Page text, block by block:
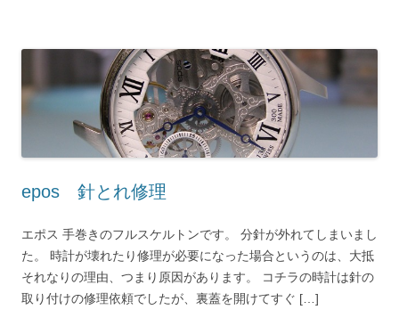
epos 針とれ修理
エポス 手巻きのフルスケルトンです。 分針が外れてしまいまし
た。 時計が壊れたり修理が必要になった場合というのは、大抵
それなりの理由、つまり原因があります。 コチラの時計は針の
取り付けの修理依頼でしたが、裏蓋を開けてすぐ […]